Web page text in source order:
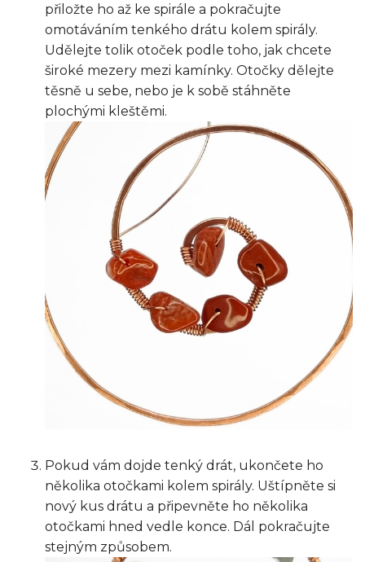
přiložte ho až ke spirále a pokračujte
omotáváním tenkého drátu kolem spirály.
Udělejte tolik otoček podle toho, jak chcete
široké mezery mezi kamínky. Otočky dělejte
těsně u sebe, nebo je k sobě stáhněte
plochými kleštěmi.
Pokud vám dojde tenký drát, ukončete ho
několika otočkami kolem spirály. Uštípněte si
nový kus drátu a připevněte ho několika
otočkami hned vedle konce. Dál pokračujte
stejným způsobem.